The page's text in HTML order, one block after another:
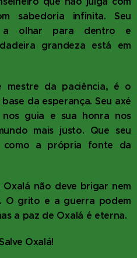
sabedoria infinita. Seu
a olhar para dentro e
grandeza está em
mestre da paciência, é o
da esperança. Seu axé
guia e sua honra nos
mais justo. Que seu
como a própria fonte da
não deve brigar nem
O grito e a guerra podem
a paz de Oxalá é eterna.
Oxalá!